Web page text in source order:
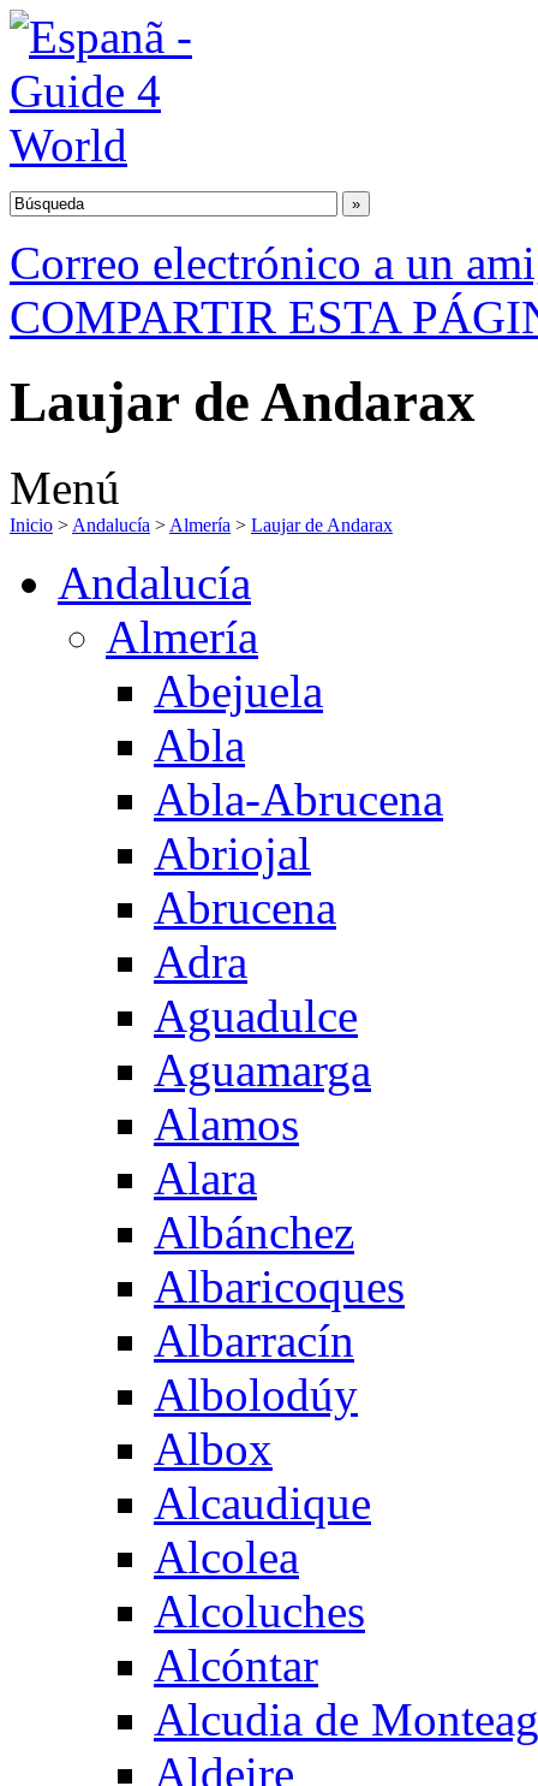
Correo electrónico a un
COMPARTIR ESTA
Laujar de Andarax
Menú
Inicio > Andalucía > Almería > Laujar de Andarax
Andalucía
Almería
Abejuela
Abla
Abla-Abrucena
Abriojal
Abrucena
Adra
Aguadulce
Aguamarga
Alamos
Alara
Albánchez
Albaricoques
Albarracín
Albolodúy
Albox
Alcaudique
Alcolea
Alcoluches
Alcóntar
Alcudia de
Aldeire